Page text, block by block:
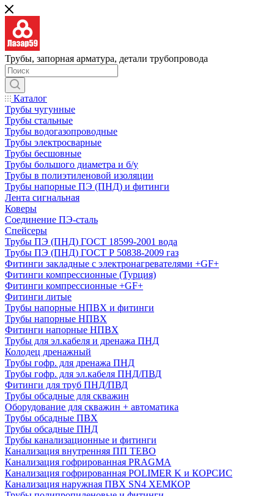
Трубы, запорная арматура, детали трубопровода
Каталог
Трубы чугунные
Трубы стальные
Трубы водогазопроводные
Трубы электросварные
Трубы бесшовные
Трубы большого диаметра и б/у
Трубы в полиэтиленовой изоляции
Трубы напорные ПЭ (ПНД) и фитинги
Лента сигнальная
Коверы
Соединение ПЭ-сталь
Спейсеры
Трубы ПЭ (ПНД) ГОСТ 18599-2001 вода
Трубы ПЭ (ПНД) ГОСТ Р 50838-2009 газ
Фитинги закладные с электронагревателями +GF+
Фитинги компрессионные (Турция)
Фитинги компрессионные +GF+
Фитинги литые
Трубы напорные НПВХ и фитинги
Трубы напорные НПВХ
Фитинги напорные НПВХ
Трубы для эл.кабеля и дренажа ПНД
Колодец дренажный
Трубы гофр. для дренажа ПНД
Трубы гофр. для эл.кабеля ПНД/ПВД
Фитинги для труб ПНД/ПВД
Трубы обсадные для скважин
Оборудование для скважин + автоматика
Трубы обсадные ПВХ
Трубы обсадные ПНД
Трубы канализационные и фитинги
Канализация внутренняя ПП TEBO
Канализация гофрированная PRAGMA
Канализация гофрированная POLIMER K и КОРСИС
Канализация наружная ПВХ SN4 ХЕМКОР